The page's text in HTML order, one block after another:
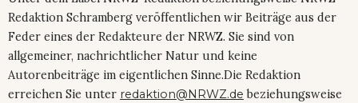
Redaktion Schramberg veröffentlichen wir Beiträge aus der
Feder eines der Redakteure der NRWZ. Sie sind von
allgemeiner, nachrichtlicher Natur und keine
Autorenbeiträge im eigentlichen Sinne.Die Redaktion
erreichen Sie unter redaktion@NRWZ.de beziehungsweise